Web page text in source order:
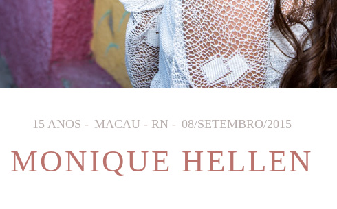
15 ANOS MACAU - RN 08/SETEMBRO/2015
MONIQUE HELLEN